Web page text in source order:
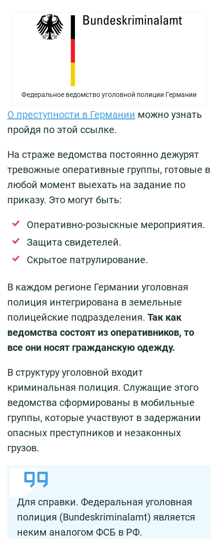
Федеральное ведомство уголовной полиции Германии
О преступности в Германии можно узнать
пройдя по этой ссылке.
На страже ведомства постоянно дежурят
тревожные оперативные группы, готовые в
любой момент выехать на задание по
приказу. Это могут быть:
Оперативно-розыскные мероприятия.
Защита свидетелей.
Скрытое патрулирование.
В каждом регионе Германии уголовная
полиция интегрирована в земельные
полицейские подразделения. Так как
ведомства состоят из оперативников, то
все они носят гражданскую одежду.
В структуру уголовной входит
криминальная полиция. Служащие этого
ведомства сформированы в мобильные
группы, которые участвуют в задержании
опасных преступников и незаконных
грузов.
Для справки. Федеральная уголовная
полиция (Bundeskriminalamt) является
неким аналогом ФСБ в РФ.